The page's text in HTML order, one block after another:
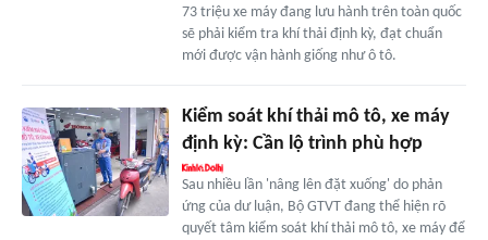
73 triệu xe máy đang lưu hành trên toàn quốc
sẽ phải kiểm tra khí thải định kỳ, đạt chuẩn
mới được vận hành giống như ô tô.
Kiểm soát khí thải mô tô, xe máy
định kỳ: Cần lộ trình phù hợp
Sau nhiều lần 'nâng lên đặt xuống' do phản
ứng của dư luận, Bộ GTVT đang thể hiện rõ
quyết tâm kiểm soát khí thải mô tô, xe máy để